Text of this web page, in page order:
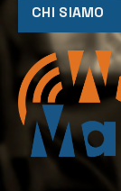
CHI SIAMO